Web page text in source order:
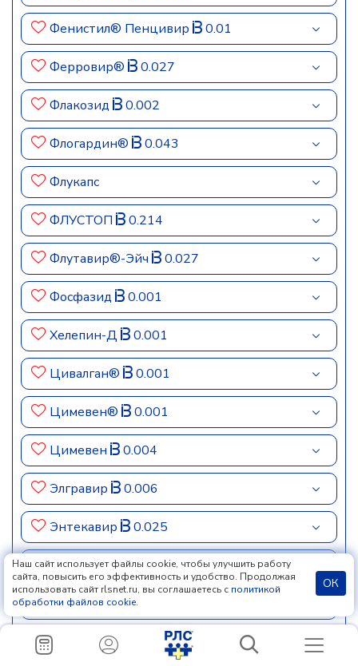
Фенистил® Пенцивир 0.01
Ферровир® 0.027
Флакозид 0.002
Флогардин® 0.043
Флукапс
ФЛУСТОП 0.214
Флутавир®-Эйч 0.027
Фосфазид 0.001
Хелепин-Д 0.001
Цивалган® 0.001
Цимевен® 0.001
Цимевен 0.004
Элгравир 0.006
Энтекавир 0.025
Энтекавир Сандоз® 0.002
Энтекавира моногидрат
Эпиген интим 0.106
Наш сайт использует файлы cookie, чтобы улучшить работу
сайта, повысить его эффективность и удобство. Продолжая
использовать сайт rlsnet.ru, вы соглашаетесь с политикой
обработки файлов cookie.
ОК